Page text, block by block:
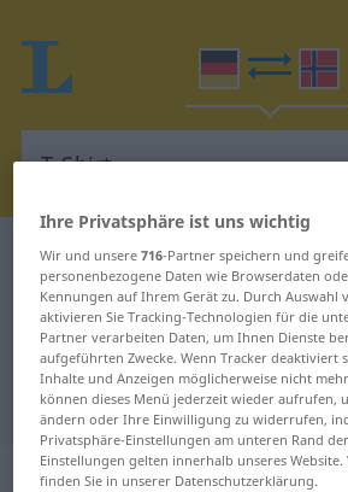
Deutsch-Norwegisch Wörterbuch
Deutsch-Norwegisch
für "T-Shirt"
"T-Shirt" Norwegisch
„T-Shirt“: Neutrum
Ihre Privatsphäre ist uns wichtig
Wir und unsere716-Partner speichern und
personenbezogene Daten wie Browserdaten
Kennungen auf Ihrem Gerät zu. Durch Auswahl
aktivieren Sie Tracking-Technologien für die
Partner verarbeiten Daten, um Ihnen Dienste
aufgeführten Zwecke. Wenn Tracker deaktiviert
Inhalte und Anzeigen möglicherweise nicht
können dieses Menü jederzeit wieder aufrufen,
ändern oder Ihre Einwilligung zu widerrufen,
Privatsphäre-Einstellungen am unteren Rand
Einstellungen gelten innerhalb unseres
finden Sie in unserer Datenschutzerklärung.